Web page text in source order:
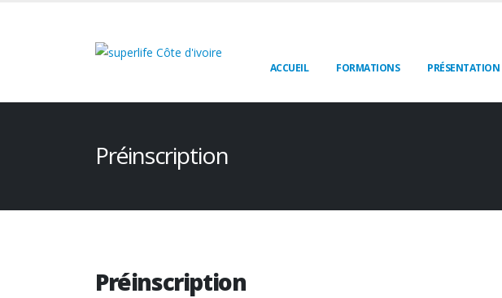
ACCUEIL FORMATIONS PRÉSENTATION
Préinscription
Préinscription